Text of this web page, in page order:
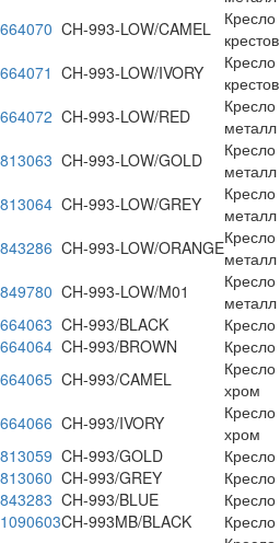
664070 CH-993-LOW/CAMEL
664071 CH-993-LOW/IVORY
Кресло
664072 CH-993-LOW/RED
Кресло
813063 CH-993-LOW/GOLD
Кресло
813064 CH-993-LOW/GREY
843286 CH-993-LOW/ORANGE
849780 CH-993-LOW/M01
664063 CH-993/BLACK
664064 CH-993/BROWN
664065 CH-993/CAMEL
хром
664066 CH-993/IVORY
Кресло
хром
813059 CH-993/GOLD
813060 CH-993/GREY
843283 CH-993/BLUE
1090603CH-993MB/BLACK